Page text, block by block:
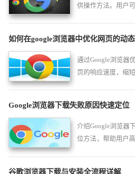
供操作方法。用户
如何在google浏览器中优化网页的动
通过Google浏览器
页的响应速度，缩
Google浏览器下载失败原因快速定位
介绍Google浏览器
位方法，帮助用户
谷歌浏览器下载与安装全流程详解